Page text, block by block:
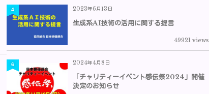
2023年6月13日
生成系AI技術の活用に関する提言
49921 views
4
2024年4月8日
「チャリティーイベント感伝祭2024」開催
決定のお知らせ
6